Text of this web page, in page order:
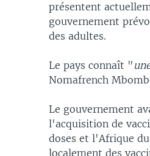
présentent
gouvernement
des adultes.
Le pays connaît "
Nomafrench
Le gouvernement
l'acquisition de
doses et l'Afrique
localement des